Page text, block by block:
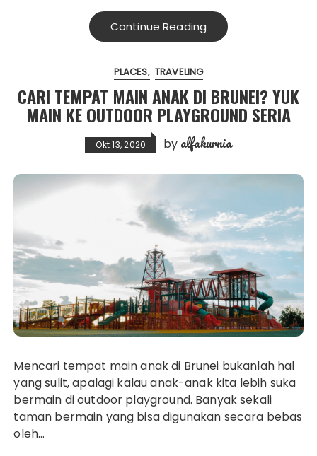
Continue Reading
PLACES TRAVELING
CARI TEMPAT MAIN ANAK DI BRUNEI? YUK
MAIN KE OUTDOOR PLAYGROUND SERIA
Okt 13, 2020 by alfakurnia
Mencari tempat main anak di Brunei bukanlah hal
yang sulit, apalagi kalau anak-anak kita lebih suka
bermain di outdoor playground. Banyak sekali
taman bermain yang bisa digunakan secara bebas
oleh…